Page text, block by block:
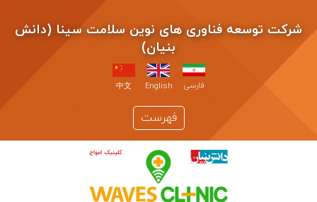
شرکت توسعه فناوری های نوین سلامت سینا (دانش
بنیان)
فارسی English
中文
فهرست